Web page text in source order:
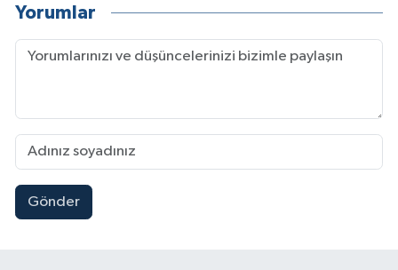
Yorumlar
Gönder